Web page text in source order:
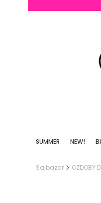
SUMMER NEW!
Sajbazar OZDOBY